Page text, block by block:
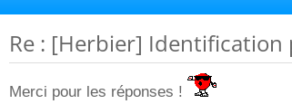
Re : [Herbier] Identification
Merci pour les réponses !